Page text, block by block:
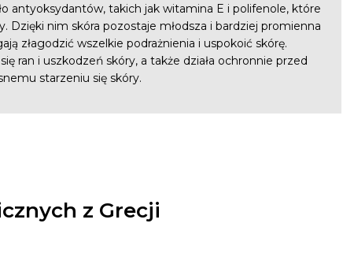
antyoksydantów, takich jak witamina E i polifenole, które
Dzięki nim skóra pozostaje młodsza i bardziej promienna
złagodzić wszelkie podrażnienia i uspokoić skórę.
ran i uszkodzeń skóry, a także działa ochronnie przed
starzeniu się skóry.
z Grecji